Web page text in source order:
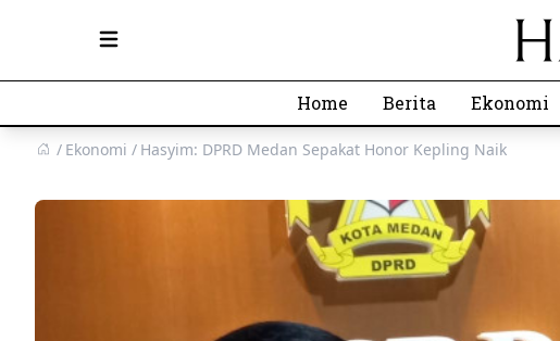
Open main menu
Home Berita Ekonomi
Ekonomi Hasyim: DPRD Medan Sepakat Honor Kepling Naik